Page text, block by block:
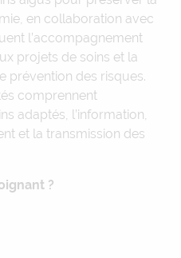
en collaboration avec
l’accompagnement
projets de soins et la
prévention des risques.
comprennent
adaptés, l’information,
et la transmission des
?